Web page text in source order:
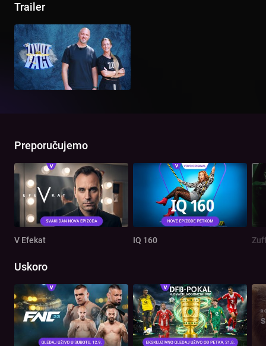
Trailer
Preporučujemo
V Efekat IQ 160
Uskoro